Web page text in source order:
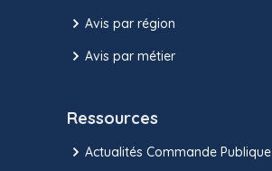
Avis par région
Avis par métier
Ressources
Actualités Commande Publique